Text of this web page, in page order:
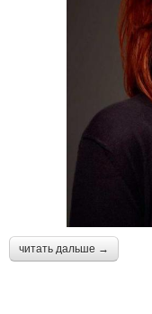
читать дальше →